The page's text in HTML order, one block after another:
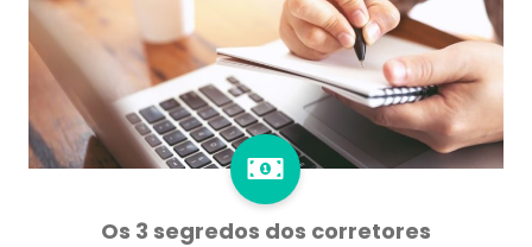
Os 3 segredos dos corretores